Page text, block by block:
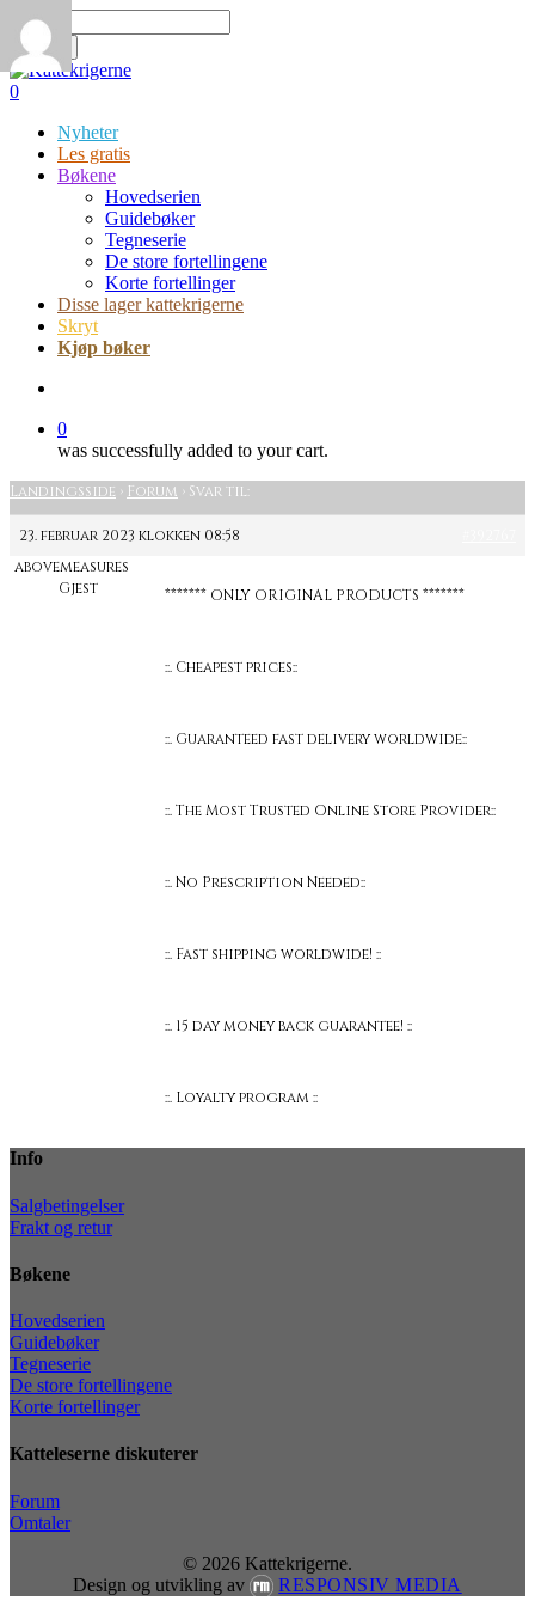
Skip
to
main
content
Search
Close
Search
search
0
Nyheter
Les gratis
Bøkene
Hovedserien
Guidebøker
Tegneserie
De store fortellingene
Korte fortellinger
Disse lager kattekrigerne
Skryt
Kjøp bøker
0
was successfully added to your cart.
Landingsside › Forum › Svar til:
23. februar 2023 klokken 08:58
abovemeasures
Gjest
******* ONLY ORIGINAL PRODUCTS *******
::. Cheapest prices::
::. Guaranteed fast delivery worldwide::
::. The Most Trusted Online Store Provider::
::. No Prescription Needed::
::. Fast shipping worldwide! ::
::. 15 day money back guarantee! ::
::. Loyalty program ::
Info
Salgbetingelser
Frakt og retur
Bøkene
Hovedserien
Guidebøker
Tegneserie
De store fortellingene
Korte fortellinger
Katteleserne diskuterer
Forum
Omtaler
© 2026 Kattekrigerne.
Design og utvikling av
RESPONSIV MEDIA